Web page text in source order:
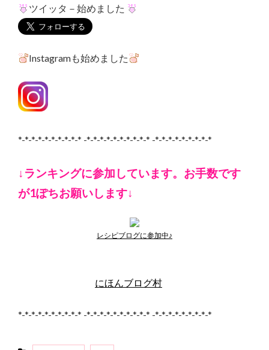
ツイッタ－始めました
Instagramも始めました
*-*-*-*-*-*-*-*-*-* -*-*-*-*-*-*-*-*-*-* -*-*-*-*-*-*-*-*-*
↓ランキングに参加しています。お手数です
が1ぽちお願いします↓
レシピブログに参加中♪
にほんブログ村
*-*-*-*-*-*-*-*-*-* -*-*-*-*-*-*-*-*-*-* -*-*-*-*-*-*-*-*-*
Categories